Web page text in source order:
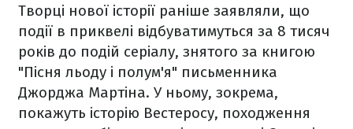
Творці нової історії раніше заявляли, що
події в приквелі відбуватимуться за 8 тисяч
років до подій серіалу, знятого за книгою
"Пісня льоду і полум'я" письменника
Джорджа Мартіна. У ньому, зокрема,
покажуть історію Вестеросу, походження